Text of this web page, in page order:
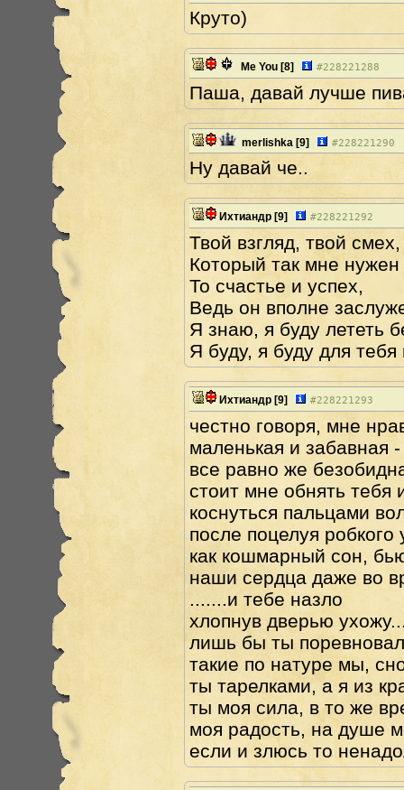
Круто)
Me You [8] #228221288
Паша, давай лучше
merlishka [9] #228221290
Ну давай че..
Ихтиандр [9] #228221292
Твой взгляд, твой смех,
Который так мне нужен
То счастье и успех,
Ведь он вполне
Я знаю, я буду лететь
Я буду, я буду для
Ихтиандр [9] #228221293
честно говоря, мне
маленькая и забавная
все равно же
стоит мне обнять тебя
коснуться пальцами
после поцелуя
как кошмарный сон,
наши сердца даже во
.......и тебе назло
хлопнув дверью
лишь бы ты
такие по натуре мы,
ты тарелками, а я из
ты моя сила, в то же
моя радость, на душе
если и злюсь то